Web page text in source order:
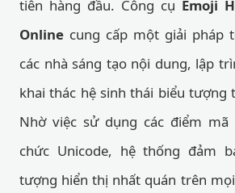
tiên hàng đầu. Công cụ Emoji
Online cung cấp một giải pháp
các nhà sáng tạo nội dung, lập
khai thác hệ sinh thái biểu tượng
Nhờ việc sử dụng các điểm
chức Unicode, hệ thống đảm
tượng hiển thị nhất quán trên